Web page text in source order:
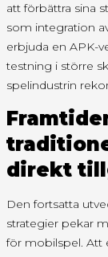
att förbättra sina
som integration
erbjuda en APK-
testning i större
spelindustrin
direkt
Den fortsatta
strategier pekar
för mobilspel. Att